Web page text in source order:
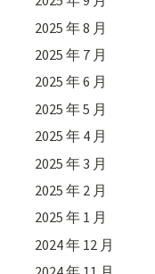
2025 年 8 月
2025 年 7 月
2025 年 6 月
2025 年 5 月
2025 年 4 月
2025 年 3 月
2025 年 2 月
2025 年 1 月
2024 年 12 月